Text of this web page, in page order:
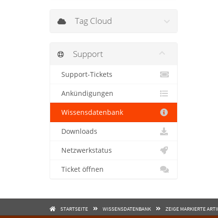
Tag Cloud
Support
Support-Tickets
Ankündigungen
Wissensdatenbank
Downloads
Netzwerkstatus
Ticket öffnen
STARTSEITE WISSENSDATENBANK ZEIGE MARKIERTE